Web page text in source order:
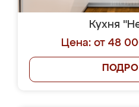
Кухня
Цена: от 48